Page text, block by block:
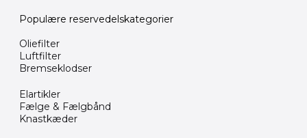
Populære reservedelskategorier
Oliefilter
Luftfilter
Bremseklodser
Elartikler
Fælge & Fælgbånd
Knastkæder